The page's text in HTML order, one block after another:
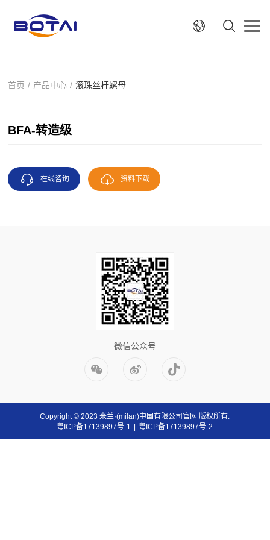
首页 / 产品中心 / 滚珠丝杆螺母
BFA-转造级
在线咨询 资料下载
微信公众号
Copyright © 2023 米兰·(milan)中国有限公司官网 版权所有.
粤ICP备17139897号-1
粤ICP备17139897号-2